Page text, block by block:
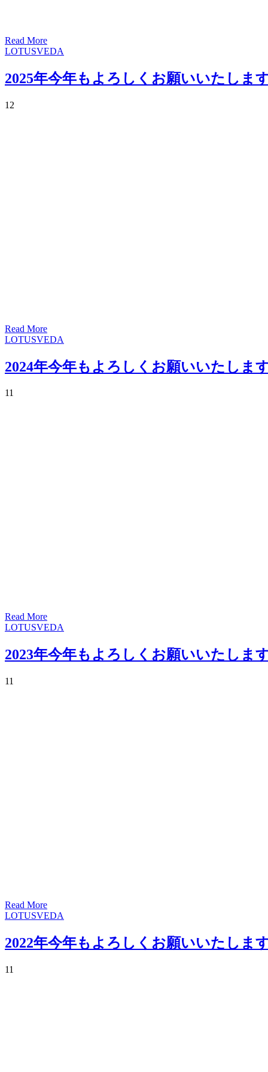
Read More
LOTUSVEDA
2025年今年もよろしくお願いいたしま
1 2
Read More
LOTUSVEDA
2024年今年もよろしくお願いいたしま
11
Read More
LOTUSVEDA
2023年今年もよろしくお願いいたしま
11
Read More
LOTUSVEDA
2022年今年もよろしくお願いいたしま
11